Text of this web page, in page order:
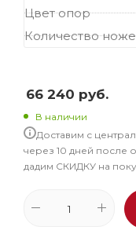
Цвет опор
Количество
66 240 руб.
В наличии
Доставим с
через 10 дней после
дадим СКИДКУ на